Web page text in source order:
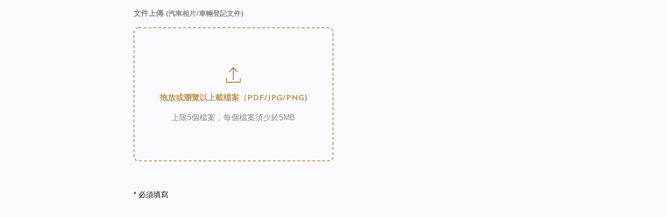
文件上傳 (汽車相片/車輛登記文件)
拖放或瀏覽以上載檔案（PDF/JPG/PNG)
上限5個檔案，每個檔案須少於5MB
* 必須填寫